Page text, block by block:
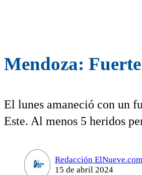
Mendoza:
El lunes amaneció con un
Este. Al menos 5 heridos
Redacción ElNueve.com
15 de abril 2024